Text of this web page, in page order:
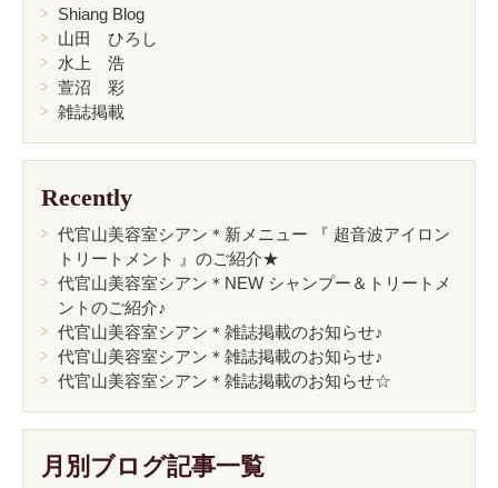
Shiang Blog
山田 ひろし
水上 浩
萱沼 彩
雑誌掲載
Recently
代官山美容室シアン＊新メニュー 『 超音波アイロン
トリートメント 』のご紹介★
代官山美容室シアン＊NEW シャンプー＆トリートメ
ントのご紹介♪
代官山美容室シアン＊雑誌掲載のお知らせ♪
代官山美容室シアン＊雑誌掲載のお知らせ♪
代官山美容室シアン＊雑誌掲載のお知らせ☆
月別ブログ記事一覧